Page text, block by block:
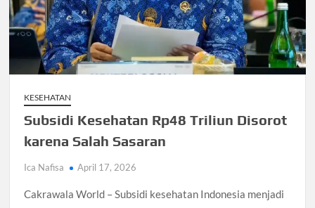
Santri Digital Tangsel Dibentuk Lewat Program AI
Pesantren
Gelombang Panas Seoul Picu Pembatalan 10 Laga
Bank Dunia Mulai Persiapan IDA22, Sri Mulyani Jadi Ketua
Dokter Ungkap Dampak Padel pada Cedera Kaki 2026
Sidang MK Bahas Tanggung Jawab Maskapai Saat Delay
Box Office Hollywood 2026 Tembus 4 Film Rp18 Triliun
KESEHATAN
Subsidi Kesehatan Rp48 Triliun Disorot
karena Salah Sasaran
Ica Nafisa April 17, 2026
Cakrawala World – Subsidi kesehatan Indonesia menjadi